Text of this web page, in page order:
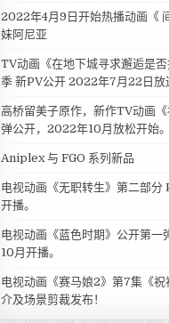
2022年4月9日开始热播动画《
妹阿尼亚
TV动画《在地下城寻求邂逅是
季 新PV公开 2022年7月22日放
高桥留美子原作，新作TV动画
弹公开，2022年10月放松开始。
Aniplex 与 FGO 系列新品
电视动画《无职转生》第二部分
开播。
电视动画《蓝色时期》公开第一
10月开播。
电视动画《赛马娘2》第7集《祝
介及场景剪裁发布！